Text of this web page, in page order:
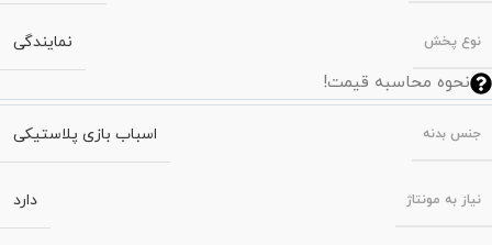
نوع پخش نمایندگی
نحوه محاسبه قیمت!
جنس بدنه اسباب بازی پلاستیکی
نیاز به مونتاژ دارد